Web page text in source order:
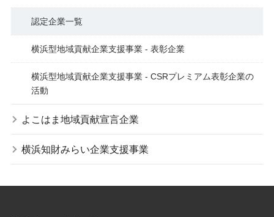
認定企業一覧
横浜型地域貢献企業支援事業 - 表彰企業
横浜型地域貢献企業支援事業 - CSRプレミアム表彰企業の
活動
よこはま地域貢献宣言企業
横浜知財みらい企業支援事業